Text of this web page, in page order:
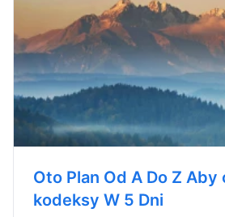
Oto Plan Od A Do Z
kodeksy W 5 Dni